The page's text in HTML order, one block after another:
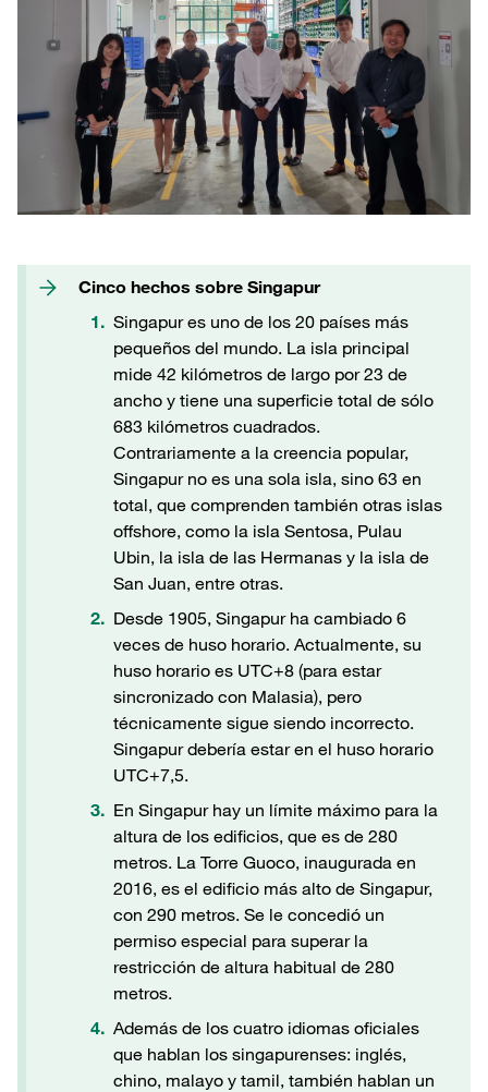
Cinco hechos sobre Singapur
Singapur es uno de los 20 países más
pequeños del mundo. La isla principal
mide 42 kilómetros de largo por 23 de
ancho y tiene una superficie total de sólo
683 kilómetros cuadrados.
Contrariamente a la creencia popular,
Singapur no es una sola isla, sino 63 en
total, que comprenden también otras islas
offshore, como la isla Sentosa, Pulau
Ubin, la isla de las Hermanas y la isla de
San Juan, entre otras.
Desde 1905, Singapur ha cambiado 6
veces de huso horario. Actualmente, su
huso horario es UTC+8 (para estar
sincronizado con Malasia), pero
técnicamente sigue siendo incorrecto.
Singapur debería estar en el huso horario
UTC+7,5.
En Singapur hay un límite máximo para la
altura de los edificios, que es de 280
metros. La Torre Guoco, inaugurada en
2016, es el edificio más alto de Singapur,
con 290 metros. Se le concedió un
permiso especial para superar la
restricción de altura habitual de 280
metros.
Además de los cuatro idiomas oficiales
que hablan los singapurenses: inglés,
chino, malayo y tamil, también hablan un